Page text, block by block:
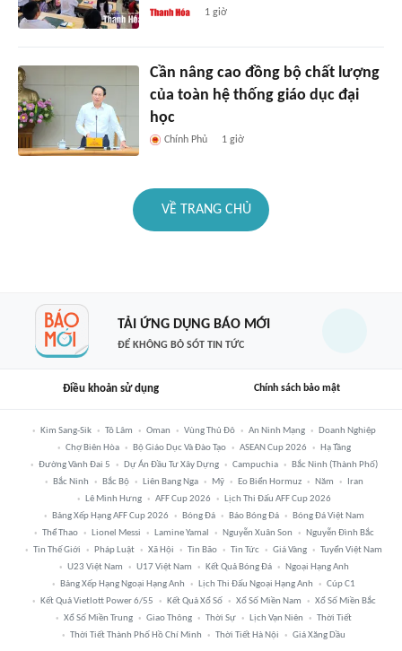
1 giờ
Cần nâng cao đồng bộ chất lượng
của toàn hệ thống giáo dục đại
học
Chính Phủ 1 giờ
VỀ TRANG CHỦ
TẢI ỨNG DỤNG BÁO MỚI
ĐỂ KHÔNG BỎ SÓT TIN TỨC
Điều khoản sử dụng Chính sách bảo mật
Kim Sang-Sik Tô Lâm Oman Vùng Thủ Đô An Ninh Mạng
Doanh Nghiệp
Chợ Biên Hòa
Bộ Giáo Dục Và Đào Tạo ASEAN Cup 2026
Hạ Tầng
Đường Vành Đai 5
Dự Án Đầu Tư Xây Dựng Campuchia
Bắc Ninh (thành Phố)
Bắc Ninh
Bắc Bộ Liên Bang Nga Mỹ Eo Biển Hormuz Năm
Iran
Lê Minh Hưng
AFF Cup 2026
Lịch Thi Đấu AFF Cup 2026
Bảng Xếp Hạng AFF Cup 2026
Bóng Đá Báo Bóng Đá
Bóng Đá Việt Nam
Thể Thao
Lionel Messi Lamine Yamal Nguyễn Xuân Son
Nguyễn Đình Bắc
Tin Thế Giới
Pháp Luật Xã Hội Tin Bão Tin Tức Giá Vàng
Tuyển Việt Nam
U23 Việt Nam
U17 Việt Nam Kết Quả Bóng Đá
Ngoại Hạng Anh
Bảng Xếp Hạng Ngoại Hạng Anh
Lịch Thi Đấu Ngoại Hạng Anh
Cúp C1
Kết Quả Vietlott Power 6/55
Kết Quả Xổ Số Xổ Số Miền Nam
Xổ Số Miền Bắc
Xổ Số Miền Trung
Giao Thông Thời Sự Lịch Vạn Niên
Thời Tiết
Thời Tiết Thành Phố Hồ Chí Minh
Thời Tiết Hà Nội Giá Xăng Dầu